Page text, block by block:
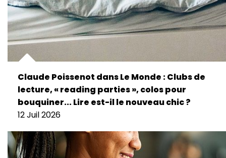
Claude Poissenot dans Le Monde : Clubs de
lecture, « reading parties », colos pour
bouquiner... Lire est-il le nouveau chic ?
12 Juil 2026